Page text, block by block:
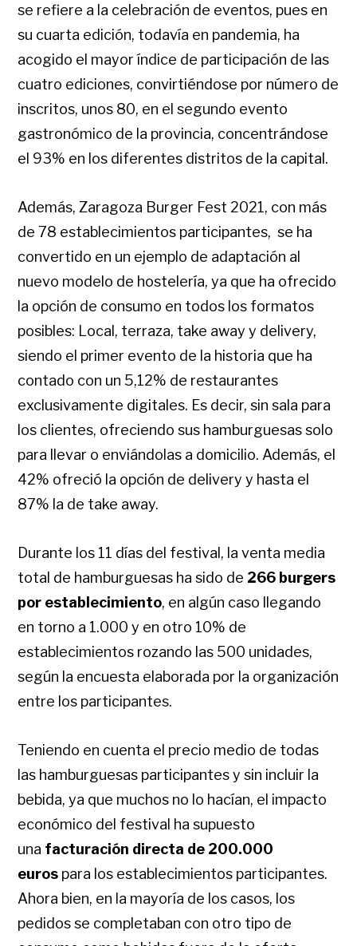
se refiere a la celebración de eventos, pues en
su cuarta edición, todavía en pandemia, ha
acogido el mayor índice de participación de las
cuatro ediciones, convirtiéndose por número de
inscritos, unos 80, en el segundo evento
gastronómico de la provincia, concentrándose
el 93% en los diferentes distritos de la capital.
Además, Zaragoza Burger Fest 2021, con más
de 78 establecimientos participantes, se ha
convertido en un ejemplo de adaptación al
nuevo modelo de hostelería, ya que ha ofrecido
la opción de consumo en todos los formatos
posibles: Local, terraza, take away y delivery,
siendo el primer evento de la historia que ha
contado con un 5,12% de restaurantes
exclusivamente digitales. Es decir, sin sala para
los clientes, ofreciendo sus hamburguesas solo
para llevar o enviándolas a domicilio. Además, el
42% ofreció la opción de delivery y hasta el
87% la de take away.
Durante los 11 días del festival, la venta media
total de hamburguesas ha sido de 266 burgers
por establecimiento, en algún caso llegando
en torno a 1.000 y en otro 10% de
establecimientos rozando las 500 unidades,
según la encuesta elaborada por la organización
entre los participantes.
Teniendo en cuenta el precio medio de todas
las hamburguesas participantes y sin incluir la
bebida, ya que muchos no lo hacían, el impacto
económico del festival ha supuesto
una facturación directa de 200.000
euros para los establecimientos participantes.
Ahora bien, en la mayoría de los casos, los
pedidos se completaban con otro tipo de